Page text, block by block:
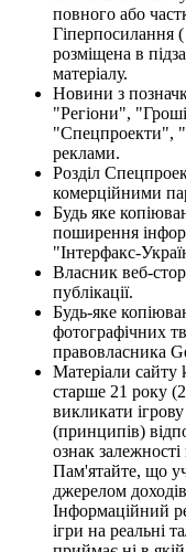
повного або
Гіперпосилання
розміщена в
матеріалу.
Новини з
"Регіони",
"Спецпроекти",
реклами.
Розділ
комерційними
Будь яке
поширення
"Інтерфакс-
Власник веб-
публікації.
Будь-яке
фотографічних
правовласника
Матеріали сайту
старше 21 року
викликати
(принципів)
ознак залежності
Пам'ятайте, що
джерелом
Інформаційний
ігри на реальні